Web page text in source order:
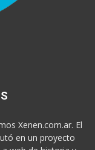
Xenen.com.ar. El
en un proyecto